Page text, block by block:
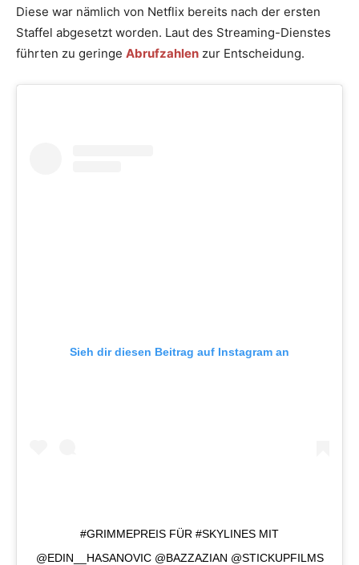
Diese war nämlich von Netflix bereits nach der ersten
Staffel abgesetzt worden. Laut des Streaming-Dienstes
führten zu geringe Abrufzahlen zur Entscheidung.
Sieh dir diesen Beitrag auf Instagram an
#GRIMMEPREIS FÜR #SKYLINES MIT
@EDIN__HASANOVIC @BAZZAZIAN @STICKUPFILMS